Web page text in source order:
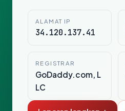
ALAMAT IP
34.120.137.41
REGISTRAR
GoDaddy.com, L
LC